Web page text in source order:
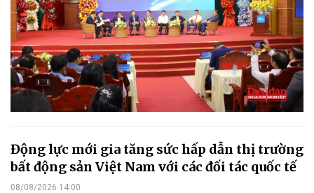
Động lực mới gia tăng sức hấp dẫn thị trường
bất động sản Việt Nam với các đối tác quốc tế
08/08/2026 14:00